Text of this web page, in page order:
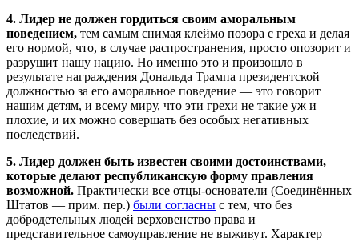
4. Лидер не должен гордиться своим аморальным
поведением, тем самым снимая клеймо позора с греха и делая
его нормой, что, в случае распространения, просто опозорит и
разрушит нашу нацию. Но именно это и произошло в
результате награждения Дональда Трампа президентской
должностью за его аморальное поведение — это говорит
нашим детям, и всему миру, что эти грехи не такие уж и
плохие, и их можно совершать без особых негативных
последствий.
5. Лидер должен быть известен своими достоинствами,
которые делают республиканскую форму правления
возможной. Практически все отцы-основатели (Соединённых
Штатов — прим. пер.) были согласны с тем, что без
добродетельных людей верховенство права и
представительное самоуправление не выживут. Характер